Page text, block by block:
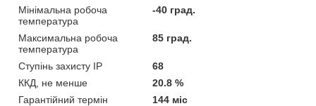
Мінімальна робоча
температура
-40 град.
Максимальна робоча
температура
85 град.
Ступінь захисту IP
68
ККД, не менше
20.8 %
Гарантійний термін
144 міс